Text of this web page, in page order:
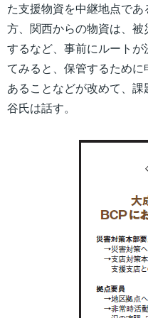
た支援物資を中継地点で
方、関西からの物資は、
するなど、事前にルート
てみると、保管するため
あることなどが改めて、
谷氏は話す。